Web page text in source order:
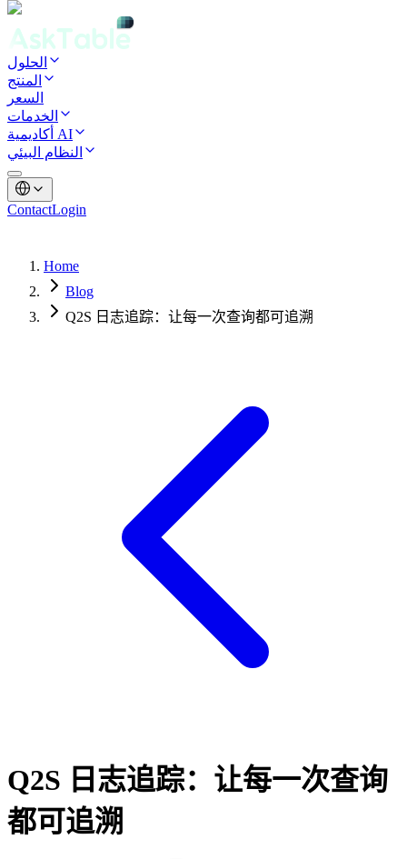
الحلول
المنتج
السعر
الخدمات
أكاديمية AI
النظام البيئي
ContactLogin
Home
Blog
Q2S 日志追踪：让每一次查询都可追溯
Q2S 日志追踪：让每一次查询
都可追溯